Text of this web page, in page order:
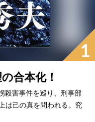
1
合本化！
殺害事件を巡り、刑事部
は己の真を問われる。究